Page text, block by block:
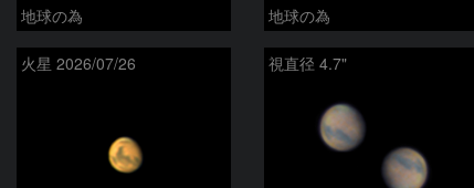
地球の為 地球の為
火星 2026/07/26 視直径 4.7"